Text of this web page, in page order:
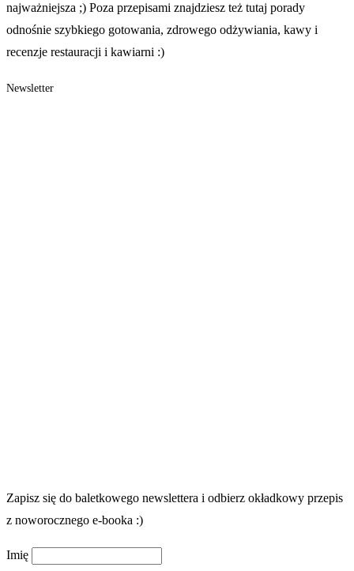
najważniejsza ;) Poza przepisami znajdziesz też tutaj porady
odnośnie szybkiego gotowania, zdrowego odżywiania, kawy i
recenzje restauracji i kawiarni :)
Newsletter
Zapisz się do baletkowego newslettera i odbierz okładkowy przepis
z noworocznego e-booka :)
Imię